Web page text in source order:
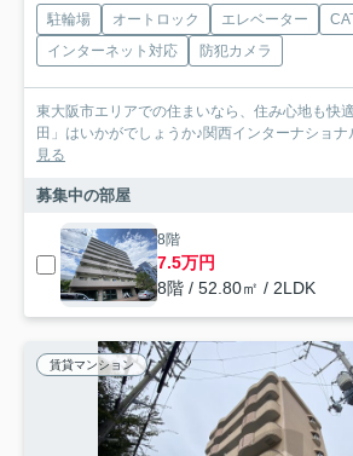
駐輪場 オートロック エレベーター
インターネット対応
防犯カメラ
東大阪市エリアでの住まいなら、住み心地も快
田」はいかがでしょうか♪関西インターナショナ
見る
募集中の部屋
8階
7.5万円
8階 / 52.80㎡ / 2LDK
賃貸マンション